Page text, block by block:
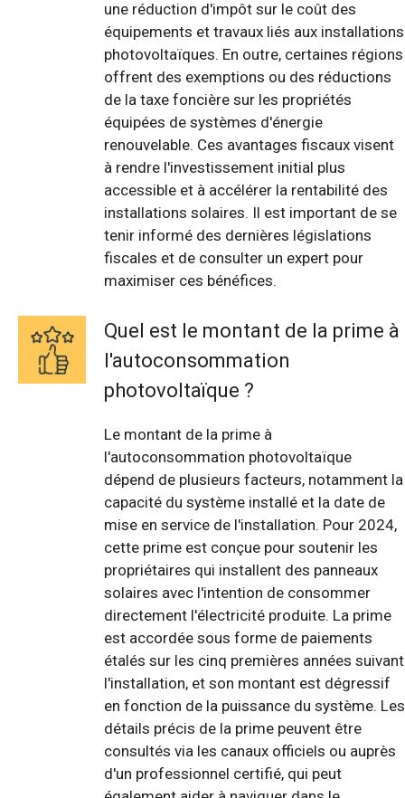
une réduction d'impôt sur le coût des
équipements et travaux liés aux installations
photovoltaïques. En outre, certaines régions
offrent des exemptions ou des réductions
de la taxe foncière sur les propriétés
équipées de systèmes d'énergie
renouvelable. Ces avantages fiscaux visent
à rendre l'investissement initial plus
accessible et à accélérer la rentabilité des
installations solaires. Il est important de se
tenir informé des dernières législations
fiscales et de consulter un expert pour
maximiser ces bénéfices.
Quel est le montant de la prime à
l'autoconsommation
photovoltaïque ?
Le montant de la prime à
l'autoconsommation photovoltaïque
dépend de plusieurs facteurs, notamment la
capacité du système installé et la date de
mise en service de l'installation. Pour 2024,
cette prime est conçue pour soutenir les
propriétaires qui installent des panneaux
solaires avec l'intention de consommer
directement l'électricité produite. La prime
est accordée sous forme de paiements
étalés sur les cinq premières années suivant
l'installation, et son montant est dégressif
en fonction de la puissance du système. Les
détails précis de la prime peuvent être
consultés via les canaux officiels ou auprès
d'un professionnel certifié, qui peut